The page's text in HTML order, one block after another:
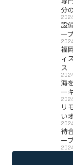
分
設
ー
福
ィ
ス
海
ー
リ
い
待
ー